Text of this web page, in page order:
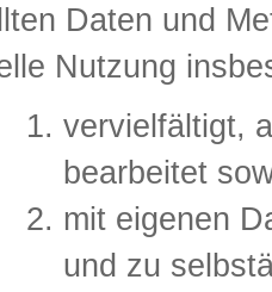
Daten und
Nutzung
vervielfältigt,
bearbeitet
mit eigenen
und zu